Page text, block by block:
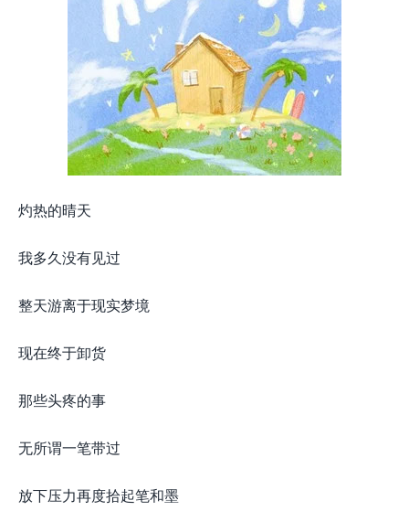
灼热的晴天
我多久没有见过
整天游离于现实梦境
现在终于卸货
那些头疼的事
无所谓一笔带过
放下压力再度拾起笔和墨